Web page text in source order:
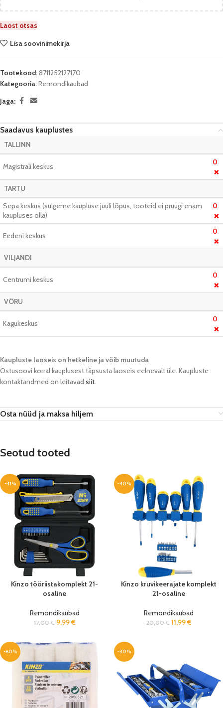
Laost otsas
Lisa soovinimekirja
Tootekood:8711252127170
Kategooria:Remondikaubad
Jaga:
Saadavus kauplustes
TALLINN
Magistrali keskus 0
❌
TARTU
Sepa keskus (sulgeme kaupluse juuli lõpus, tooteid ei pruugi enam
kaupluses olla)
0
❌
Eedeni keskus 0
❌
VILJANDI
Centrumi keskus 0
❌
VÕRU
Kagukeskus 0
❌
Kaupluste laoseis on hetkeline ja võib muutuda​
Ostusoovi korral kauplusest täpsusta laoseis eelnevalt üle. Kaupluste
kontaktandmed on leitavad siit.
Osta nüüd ja maksa hiljem
Seotud tooted
-41%
Kinzo tööriistakomplekt 21-
osaline
Remondikaubad
17,00€ 9,99€
-40%
Kinzo kruvikeerajate komplekt
21-osaline
Remondikaubad
20,00€ 11,99€
-60% -30%